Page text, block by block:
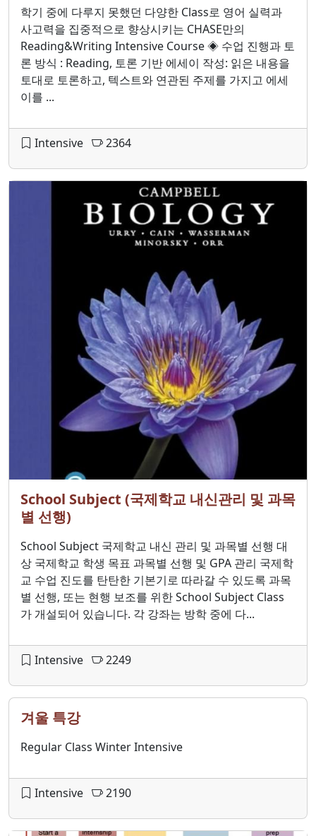
학기 중에 다루지 못했던 다양한 Class로 영어 실력과
사고력을 집중적으로 향상시키는 CHASE만의
Reading&Writing Intensive Course ◈ 수업 진행과 토
론 방식 : Reading, 토론 기반 에세이 작성: 읽은 내용을
토대로 토론하고, 텍스트와 연관된 주제를 가지고 에세
이를 ...
Intensive 2364
School Subject (국제학교 내신관리 및 과목
별 선행)
School Subject 국제학교 내신 관리 및 과목별 선행 대
상 국제학교 학생 목표 과목별 선행 및 GPA 관리 국제학
교 수업 진도를 탄탄한 기본기로 따라갈 수 있도록 과목
별 선행, 또는 현행 보조를 위한 School Subject Class
가 개설되어 있습니다. 각 강좌는 방학 중에 다...
Intensive 2249
겨울 특강
Regular Class Winter Intensive
Intensive 2190